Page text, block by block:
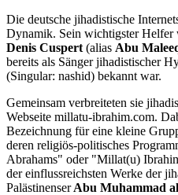
Die deutsche jihadistische
Dynamik. Sein wichtigster Helfer
Denis Cuspert (alias Abu
bereits als Sänger jihadistischer
(Singular: nashid) bekannt war.
Gemeinsam verbreiteten sie
Webseite millatu-ibrahim.com.
Bezeichnung für eine kleine
deren religiös-politisches
Abrahams" oder "Millat(u)
der einflussreichsten Werke der
PalästinenserAbu Muhammad